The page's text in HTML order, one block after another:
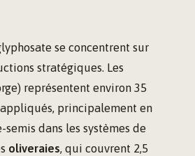
se concentrent sur
stratégiques. Les
représentent environ 35
principalement en
dans les systèmes de
oliveraies, qui couvrent 2,5